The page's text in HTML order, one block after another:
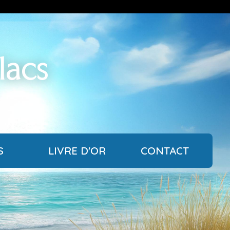
LIVRE D'OR CONTACT